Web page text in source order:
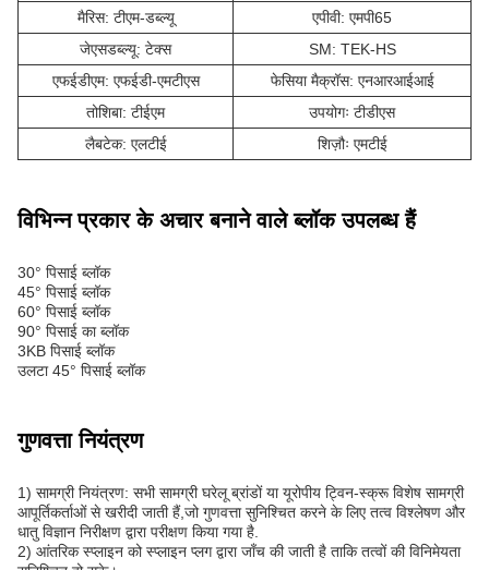
मैरिस: टीएम-डब्ल्यू
एपीवी: एमपी65
जेएसडब्ल्यू: टेक्स
SM: TEK-HS
एफईडीएम: एफईडी-एमटीएस
फेसिया मैक्रॉस: एनआरआईआई
तोशिबा: टीईएम
उपयोगः टीडीएस
लैबटेक: एलटीई
शिज़ौः एमटीई
विभिन्न प्रकार के अचार बनाने वाले ब्लॉक उपलब्ध हैं
30° पिसाई ब्लॉक
45° पिसाई ब्लॉक
60° पिसाई ब्लॉक
90° पिसाई का ब्लॉक
3KB पिसाई ब्लॉक
उलटा 45° पिसाई ब्लॉक
गुणवत्ता नियंत्रण
1) सामग्री नियंत्रण: सभी सामग्री घरेलू ब्रांडों या यूरोपीय ट्विन-स्क्रू विशेष सामग्री
आपूर्तिकर्ताओं से खरीदी जाती हैं,जो गुणवत्ता सुनिश्चित करने के लिए तत्व विश्लेषण और
धातु विज्ञान निरीक्षण द्वारा परीक्षण किया गया है.
2) आंतरिक स्प्लाइन को स्प्लाइन प्लग द्वारा जाँच की जाती है ताकि तत्वों की विनिमेयता